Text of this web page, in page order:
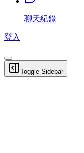
聊天紀錄
登入
Toggle Sidebar